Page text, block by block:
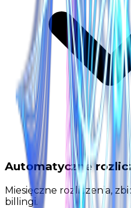
Automatyczne
Miesięczne rozliczenia,
billingi.